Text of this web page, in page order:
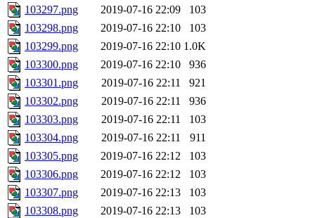
103297.png
2019-07-16 22:09
103
103298.png
2019-07-16 22:10
103
103299.png
2019-07-16 22:10 1.0K
103300.png
2019-07-16 22:10
936
103301.png
2019-07-16 22:11
921
103302.png
2019-07-16 22:11
936
103303.png
2019-07-16 22:11
103
103304.png
2019-07-16 22:11
911
103305.png
2019-07-16 22:12
103
103306.png
2019-07-16 22:12
103
103307.png
2019-07-16 22:13
103
103308.png
2019-07-16 22:13
103